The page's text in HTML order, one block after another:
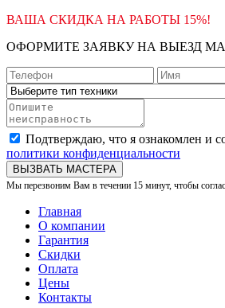
ВАША СКИДКА НА РАБОТЫ 15%!
ОФОРМИТЕ ЗАЯВКУ НА ВЫЕЗД
Подтверждаю, что я ознакомлен и
политики конфиденциальности
ВЫЗВАТЬ МАСТЕРА
Мы перезвоним Вам в течении 15 минут, чтобы
Главная
О компании
Гарантия
Скидки
Оплата
Цены
Контакты